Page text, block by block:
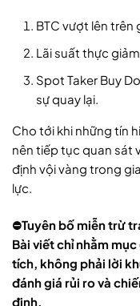
BTC vượt lên trên
Lãi suất thực
Spot Taker Buy
sự quay lại.
Cho tới khi những tín
nên tiếp tục quan sát
định vội vàng trong
lực.
⛔Tuyên bố miễn trừ
Bài viết chỉ nhằm
tích, không phải lời
đánh giá rủi ro và
định.